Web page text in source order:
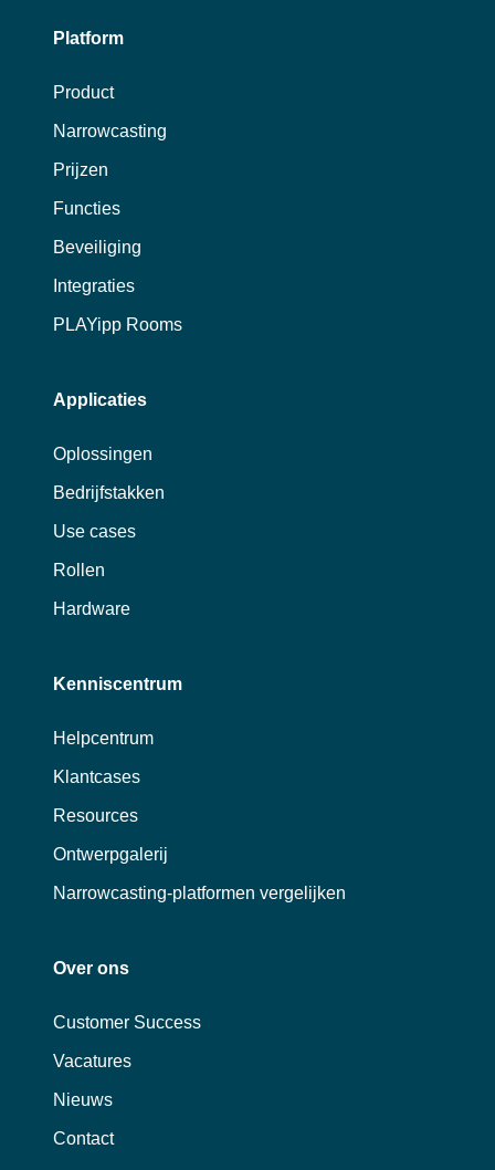
Platform
Product
Narrowcasting
Prijzen
Functies
Beveiliging
Integraties
PLAYipp Rooms
Applicaties
Oplossingen
Bedrijfstakken
Use cases
Rollen
Hardware
Kenniscentrum
Helpcentrum
Klantcases
Resources
Ontwerpgalerij
Narrowcasting-platformen vergelijken
Over ons
Customer Success
Vacatures
Nieuws
Contact